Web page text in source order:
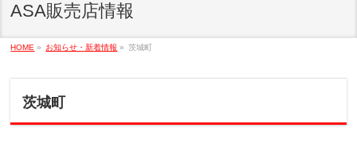
ASA販売店情報
HOME » お知らせ・新着情報 » 茨城町
茨城町